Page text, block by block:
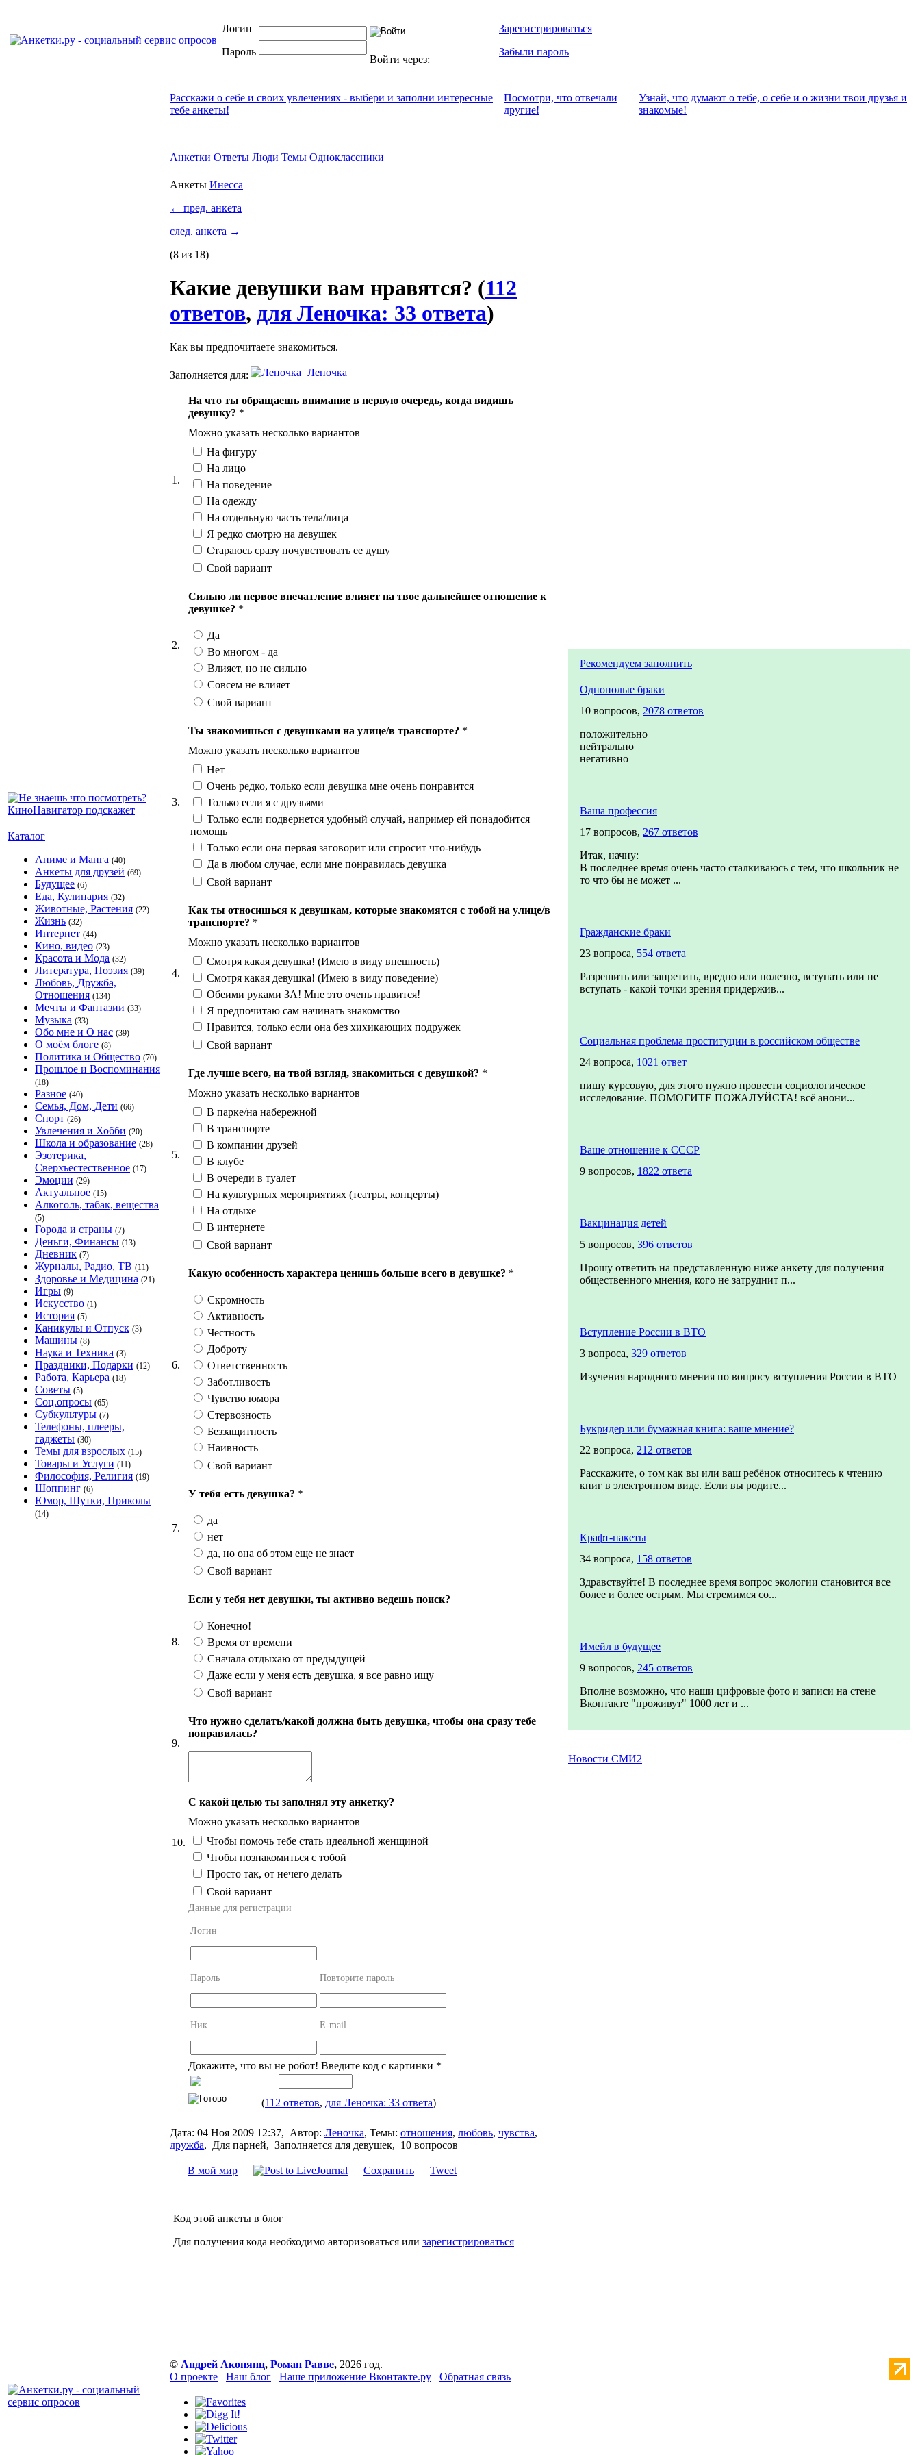
Логин
Пароль
Войти через:
Зарегистрироваться
Забыли пароль
Каталог
Аниме и Манга (40)
Анкеты для друзей (69)
Будущее (6)
Еда, Кулинария (32)
Животные, Растения (22)
Жизнь (32)
Интернет (44)
Кино, видео (23)
Красота и Мода (32)
Литература, Поэзия (39)
Любовь, Дружба,
Отношения (134)
Мечты и Фантазии (33)
Музыка (33)
Обо мне и О нас (39)
О моём блоге (8)
Политика и Общество (70)
Прошлое и Воспоминания
(18)
Разное (40)
Семья, Дом, Дети (66)
Спорт (26)
Увлечения и Хобби (20)
Школа и образование (28)
Эзотерика,
Сверхъестественное (17)
Эмоции (29)
Актуальное (15)
Алкоголь, табак, вещества
(5)
Города и страны (7)
Деньги, Финансы (13)
Дневник (7)
Журналы, Радио, ТВ (11)
Здоровье и Медицина (21)
Игры (9)
Искусство (1)
История (5)
Каникулы и Отпуск (3)
Машины (8)
Наука и Техника (3)
Праздники, Подарки (12)
Работа, Карьера (18)
Советы (5)
Соц.опросы (65)
Субкультуры (7)
Телефоны, плееры,
гаджеты (30)
Темы для взрослых (15)
Товары и Услуги (11)
Философия, Религия (19)
Шоппинг (6)
Юмор, Шутки, Приколы
(14)
Расскажи о себе и своих увлечениях - выбери и заполни интересные
тебе анкеты!
Посмотри, что отвeчали
другие!
Узнай, что думают о тебе, о себе и о жизни твои друзья и
знакомые!
Анкетки Ответы Люди Темы Одноклассники
Анкеты Инесса
← пред. анкета
след. анкета →
(8 из 18)
Какие девушки вам нравятся? (112
ответов, для Леночка: 33 ответа)
Как вы предпочитаете знакомиться.
Заполняется для: Леночка
1.
На что ты обращаешь внимание в первую очередь, когда видишь
девушку? *
Можно указать несколько вариантов
На фигуру
На лицо
На поведение
На одежду
На отдельную часть тела/лица
Я редко смотрю на девушек
Стараюсь сразу почувствовать ее душу
Свой вариант
2.
Сильно ли первое впечатление влияет на твое дальнейшее отношение к
девушке? *
Да
Во многом - да
Влияет, но не сильно
Совсем не влияет
Свой вариант
3.
Ты знакомишься с девушками на улице/в транспорте? *
Можно указать несколько вариантов
Нет
Очень редко, только если девушка мне очень понравится
Только если я с друзьями
Только если подвернется удобный случай, например ей понадобится
помощь
Только если она первая заговорит или спросит что-нибудь
Да в любом случае, если мне понравилась девушка
Свой вариант
4.
Как ты относишься к девушкам, которые знакомятся с тобой на улице/в
транспорте? *
Можно указать несколько вариантов
Смотря какая девушка! (Имею в виду внешность)
Смотря какая девушка! (Имею в виду поведение)
Обеими руками ЗА! Мне это очень нравится!
Я предпочитаю сам начинать знакомство
Нравится, только если она без хихикающих подружек
Свой вариант
5.
Где лучше всего, на твой взгляд, знакомиться с девушкой? *
Можно указать несколько вариантов
В парке/на набережной
В транспорте
В компании друзей
В клубе
В очереди в туалет
На культурных мероприятиях (театры, концерты)
На отдыхе
В интернете
Свой вариант
6.
Какую особенность характера ценишь больше всего в девушке? *
Скромность
Активность
Честность
Доброту
Ответственность
Заботливость
Чувство юмора
Стервозность
Беззащитность
Наивность
Свой вариант
7.
У тебя есть девушка? *
да
нет
да, но она об этом еще не знает
Свой вариант
8.
Если у тебя нет девушки, ты активно ведешь поиск?
Конечно!
Время от времени
Сначала отдыхаю от предыдущей
Даже если у меня есть девушка, я все равно ищу
Свой вариант
9.
Что нужно сделать/какой должна быть девушка, чтобы она сразу тебе
понравилась?
10.
С какой целью ты заполнял эту анкетку?
Можно указать несколько вариантов
Чтобы помочь тебе стать идеальной женщиной
Чтобы познакомиться с тобой
Просто так, от нечего делать
Свой вариант
Данные для регистрации
Логин
Пароль Повторите пароль
Ник E-mail
Докажите, что вы не робот! Введите код с картинки *
(112 ответов, для Леночка: 33 ответа)
Дата: 04 Ноя 2009 12:37, Автор: Леночка, Темы: отношения, любовь, чувства,
дружба, Для парней, Заполняется для девушек, 10 вопросов
В мой мир Сохранить Tweet
Код этой анкеты в блог
Для получения кода необходимо авторизоваться или зарегистрироваться
Рекомендуем заполнить
Однополые браки
10 вопросов, 2078 ответов
положительно
нейтрально
негативно
Ваша профессия
17 вопросов, 267 ответов
Итак, начну:
В последнее время очень часто сталкиваюсь с тем, что школьник не
то что бы не может ...
Гражданские браки
23 вопроса, 554 ответа
Разрешить или запретить, вредно или полезно, вступать или не
вступать - какой точки зрения придержив...
Социальная проблема проституции в российском обществе
24 вопроса, 1021 ответ
пишу курсовую, для этого нужно провести социологическое
исследование. ПОМОГИТЕ ПОЖАЛУЙСТА! всё анони...
Ваше отношение к СССР
9 вопросов, 1822 ответа
Вакцинация детей
5 вопросов, 396 ответов
Прошу ответить на представленную ниже анкету для получения
общественного мнения, кого не затруднит п...
Вступление России в ВТО
3 вопроса, 329 ответов
Изучения народного мнения по вопросу вступления России в ВТО
Букридер или бумажная книга: ваше мнение?
22 вопроса, 212 ответов
Расскажите, о том как вы или ваш ребёнок относитесь к чтению
книг в электронном виде. Если вы родите...
Крафт-пакеты
34 вопроса, 158 ответов
Здравствуйте! В последнее время вопрос экологии становится все
более и более острым. Мы стремимся со...
Имейл в будущее
9 вопросов, 245 ответов
Вполне возможно, что наши цифровые фото и записи на стене
Вконтакте "проживут" 1000 лет и ...
Новости СМИ2
© Андрей Акопянц, Роман Равве, 2026 год.
О проекте
Наш блог Наше приложение Вконтакте.ру Обратная связь